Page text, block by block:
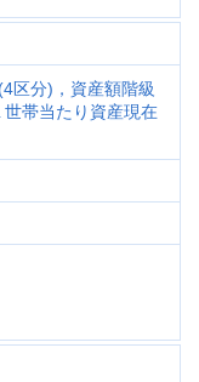
区分)，資産額階級
帯当たり資産現在